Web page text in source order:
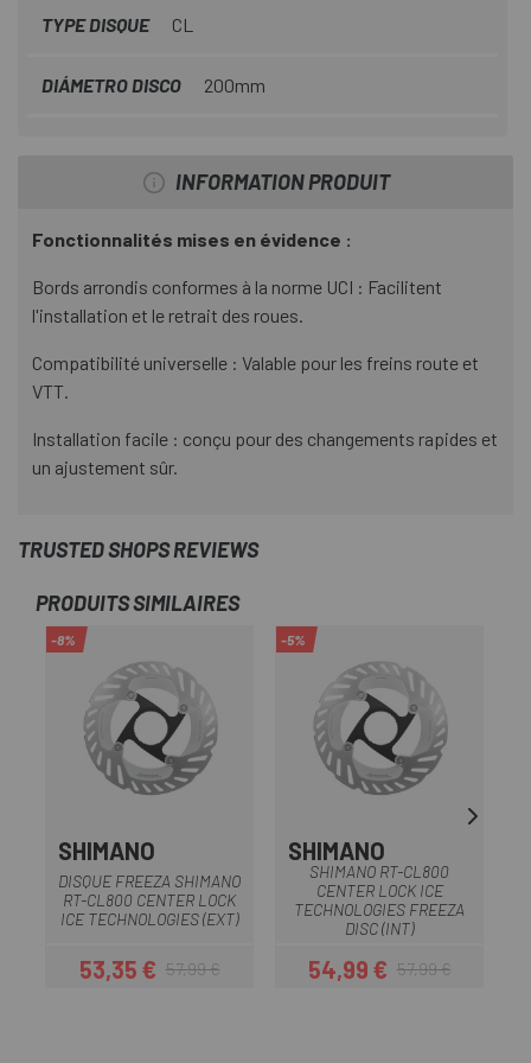
TYPE DISQUE CL
DIÁMETRO DISCO 200mm
INFORMATION PRODUIT
Fonctionnalités mises en évidence :
Bords arrondis conformes à la norme UCI : Facilitent
l'installation et le retrait des roues.
Compatibilité universelle : Valable pour les freins route et
VTT.
Installation facile : conçu pour des changements rapides et
un ajustement sûr.
TRUSTED SHOPS REVIEWS
PRODUITS SIMILAIRES
-8%
SHIMANO
DISQUE FREEZA SHIMANO
RT-CL800 CENTER LOCK
ICE TECHNOLOGIES (EXT)
Prix
53,35 €Prix habituel
57,99 €
-5%
SHIMANO
SHIMANO RT-CL800
CENTER LOCK ICE
TECHNOLOGIES FREEZA
DISC (INT)
Prix
54,99 €Prix habituel
57,99 €